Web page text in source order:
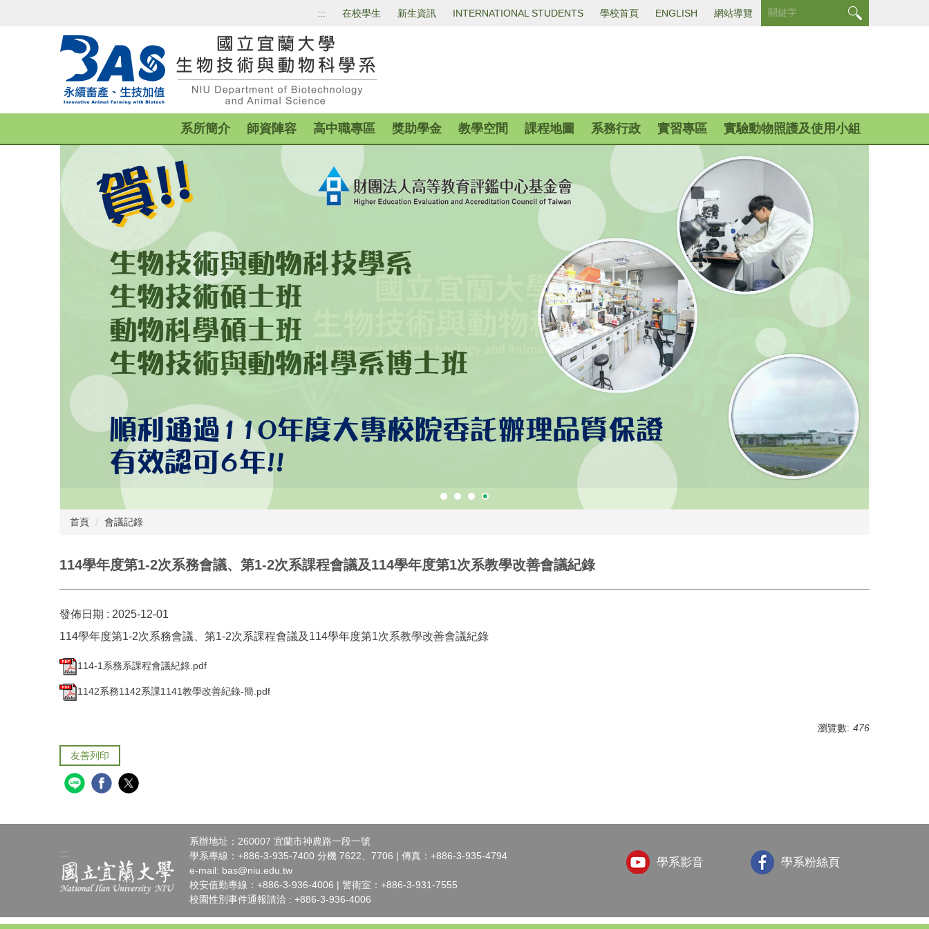
::: 在校學生 新生資訊 INTERNATIONAL STUDENTS 學校首頁 ENGLISH 網站導覽
系所簡介 師資陣容 高中職專區 獎助學金 教學空間 課程地圖 系務行政 實習專區 實驗動物照護及使用小組
首頁 會議記錄
114學年度第1-2次系務會議、第1-2次系課程會議及114學年度第1次系教學改善會議紀錄
發佈日期 : 2025-12-01
114學年度第1-2次系務會議、第1-2次系課程會議及114學年度第1次系教學改善會議紀錄
114-1系務系課程會議紀錄.pdf
1142系務1142系課1141教學改善紀錄-簡.pdf
瀏覽數: 476
友善列印
:::
系辦地址：260007 宜蘭市神農路一段一號
學系專線：+886-3-935-7400 分機 7622、7706 | 傳真：+886-3-935-4794
e-mail: bas@niu.edu.tw
校安值勤專線：+886-3-936-4006 | 警衛室：+886-3-931-7555
校園性別事件通報請洽 : +886-3-936-4006
學系影音 學系粉絲頁